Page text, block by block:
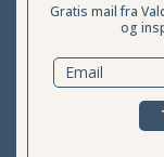
Gratis mail fra
og